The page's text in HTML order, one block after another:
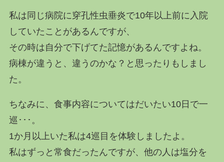
私は同じ病院に穿孔性虫垂炎で10年以上前に入院
していたことがあるんですが、
その時は自分で下げてた記憶があるんですよね。
病棟が違うと、違うのかな？と思ったりもしまし
た。
ちなみに、食事内容についてはだいたい10日で一
巡･･･。
1か月以上いた私は4巡目を体験しましたよ。
私はずっと常食だったんですが、他の人は塩分を